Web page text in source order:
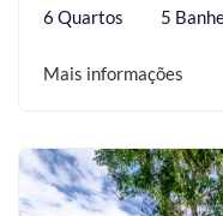
6 Quartos 5
Mais informações